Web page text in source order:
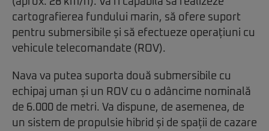
cartografierea fundului marin, să ofere suport
pentru submersibile și să efectueze operațiuni cu
vehicule telecomandate (ROV).
Nava va putea suporta două submersibile cu
echipaj uman și un ROV cu o adâncime nominală
de 6.000 de metri. Va dispune, de asemenea, de
un sistem de propulsie hibrid și de spații de cazare